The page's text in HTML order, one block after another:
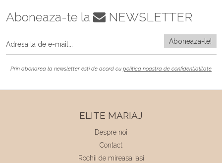
Aboneaza-te la NEWSLETTER
Prin abonarea la newsletter esti de acord cu politica noastra de confidentialitate
ELITE MARIAJ
Despre noi
Contact
Rochii de mireasa Iasi